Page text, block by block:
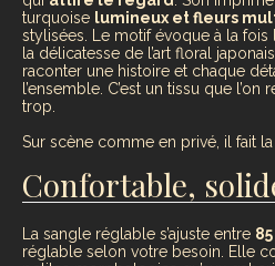
turquoise lumineux et fleurs
stylisées. Le motif évoque à la fois
la délicatesse de l’art floral
raconter une histoire et chaque
l’ensemble. C’est un tissu que l’on
trop.
Sur scène comme en privé, il fait la
Confortable,
La sangle réglable s’ajuste entre
réglable selon votre besoin. Elle